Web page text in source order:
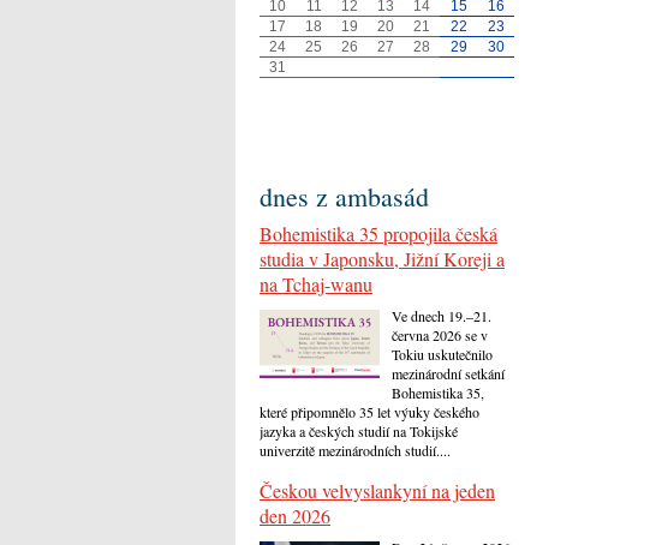
10
11 12 13 14 15
16
17
18 19 20 21 22
23
24
25 26 27 28 29
30
31
dnes z ambasád
Bohemistika 35 propojila česká
studia v Japonsku, Jižní Koreji a
na Tchaj-wanu
Ve dnech 19.–21.
června 2026 se v
Tokiu uskutečnilo
mezinárodní setkání
Bohemistika 35,
které připomnělo 35 let výuky českého
jazyka a českých studií na Tokijské
univerzitě mezinárodních studií....
Českou velvyslankyní na jeden
den 2026